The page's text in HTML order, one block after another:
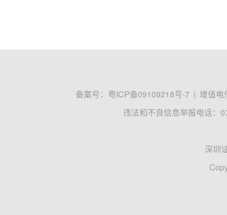
备案号： 粤ICP备09109218号-7 | 增值电
违法和不良信息举报电话：
深圳